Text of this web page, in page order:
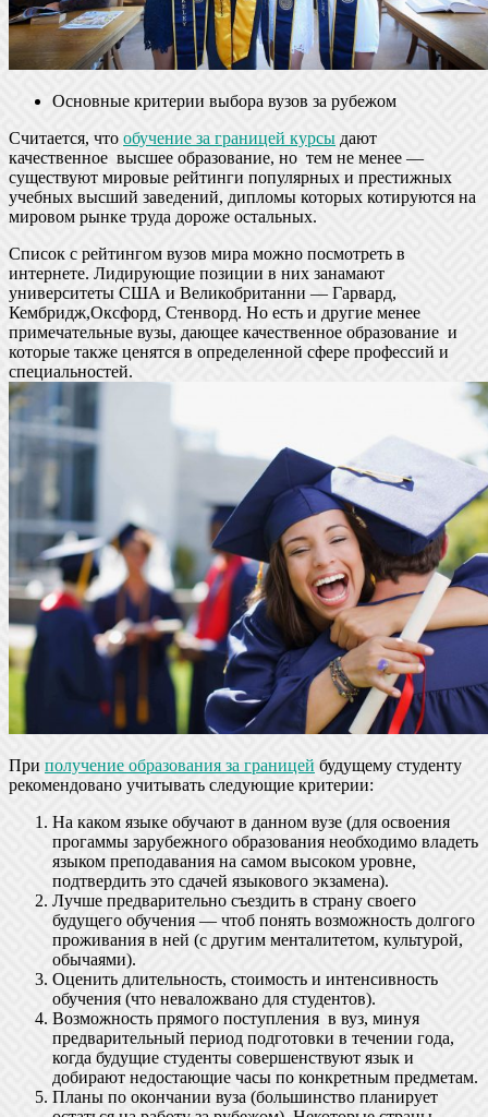
Основные критерии выбора вузов за рубежом
Считается, что обучение за границей курсы дают
качественное высшее образование, но тем не менее —
существуют мировые рейтинги популярных и престижных
учебных высший заведений, дипломы которых котируются на
мировом рынке труда дороже остальных.
Список с рейтингом вузов мира можно посмотреть в
интернете. Лидирующие позиции в них занамают
университеты США и Великобританни — Гарвард,
Кембридж,Оксфорд, Стенворд. Но есть и другие менее
примечательные вузы, дающее качественное образование и
которые также ценятся в определенной сфере профессий и
специальностей.
При получение образования за границей будущему студенту
рекомендовано учитывать следующие критерии:
На каком языке обучают в данном вузе (для освоения
прогаммы зарубежного образования необходимо владеть
языком преподавания на самом высоком уровне,
подтвердить это сдачей языкового экзамена).
Лучше предварительно съездить в страну своего
будущего обучения — чтоб понять возможность долгого
проживания в ней (с другим менталитетом, культурой,
обычаями).
Оценить длительность, стоимость и интенсивность
обучения (что неваложвано для студентов).
Возможность прямого поступления в вуз, минуя
предварительный период подготовки в течении года,
когда будущие студенты совершенствуют язык и
добирают недостающие часы по конкретным предметам.
Планы по окончании вуза (большинство планирует